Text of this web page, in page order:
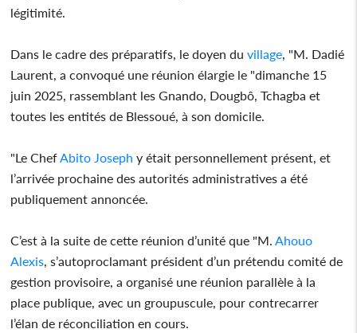
légitimité.
Dans le cadre des préparatifs, le doyen duvillage , "M. Dadié
Laurent, a convoqué une réunion élargie le "dimanche 15
juin 2025, rassemblant les Gnando, Dougbô, Tchagba et
toutes les entités de Blessoué, à son domicile.
"Le Chef Abito Joseph y était personnellement présent, et
l’arrivée prochaine des autorités administratives a été
publiquement annoncée.
C’est à la suite de cette réunion d’unité que "M. Ahouo
Alexis , s’autoproclamant président d’un prétendu comité de
gestion provisoire, a organisé une réunion parallèle à la
place publique, avec un groupuscule, pour contrecarrer
l’élan de réconciliation en cours.